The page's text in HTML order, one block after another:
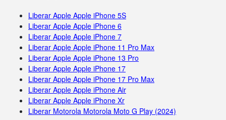
Liberar Apple Apple iPhone 5S
Liberar Apple Apple iPhone 6
Liberar Apple Apple iPhone 7
Liberar Apple Apple iPhone 11 Pro Max
Liberar Apple Apple iPhone 13 Pro
Liberar Apple Apple iPhone 17
Liberar Apple Apple iPhone 17 Pro Max
Liberar Apple Apple iPhone Air
Liberar Apple Apple iPhone Xr
Liberar Motorola Motorola Moto G Play (2024)